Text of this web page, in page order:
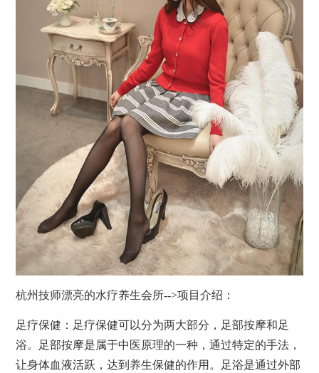
杭州技师漂亮的水疗养生会所-->项目介绍：
足疗保健：足疗保健可以分为两大部分，足部按摩和足
浴。足部按摩是属于中医原理的一种，通过特定的手法，
让身体血液活跃，达到养生保健的作用。足浴是通过外部